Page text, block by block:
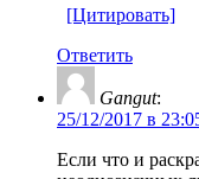
[Цитировать]
Ответить
Gangut:
25/12/2017 в
Если что и